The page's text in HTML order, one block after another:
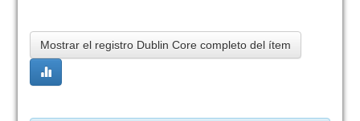
Mostrar el registro Dublin Core completo del ítem